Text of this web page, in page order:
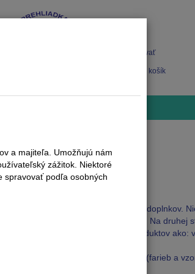
Registrovať
Nákupný košík
aj ponuka podlahových líšt a doplnkov.
najmodernejšie materiály a dekory. Na druhej
zaujímavými. Výpredaj sa týka produktov ako:
znížili cenu len niektorých dekorov (farieb a
poradíme.
a majiteľa. Umožňujú nám
zážitok. Niektoré
spravovať podľa osobných